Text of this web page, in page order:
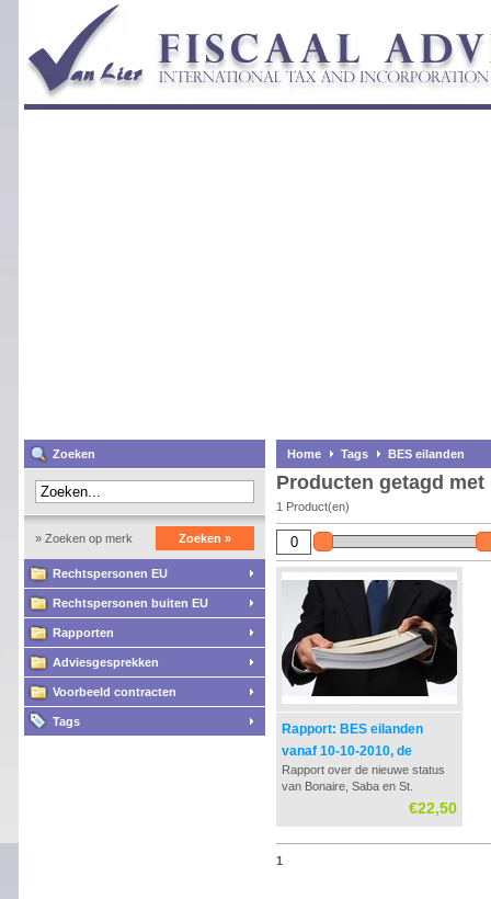
Zoeken
» Zoeken op merk Zoeken »
Rechtspersonen EU
Rechtspersonen buiten EU
Rapporten
Adviesgesprekken
Voorbeeld contracten
Tags
Home Tags BES eilanden
Producten getagd met
1 Product(en)
Rapport: BES eilanden
vanaf 10-10-2010, de
belastingdruk op Bonaire,
St. Eustatius en Saba
Rapport over de nieuwe status
van Bonaire, Saba en St.
Eustatius per 10-10-2010.
Vanaf deze datum behoren deze
ontbonden. De belastingdruk op
€22,50
1